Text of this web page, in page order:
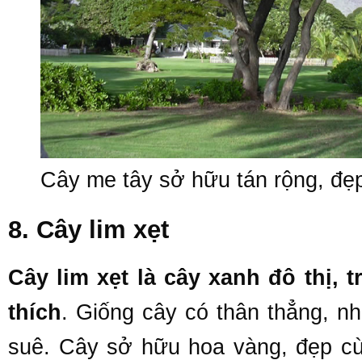
Cây me tây sở hữu tán rộng,
8. Cây lim xẹt
Cây lim xẹt là cây xanh đô thị,
thích. Giống cây có thân thẳng,
suê. Cây sở hữu hoa vàng, đẹp